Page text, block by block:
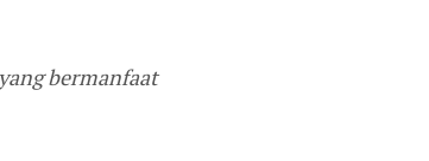
bermanfaat